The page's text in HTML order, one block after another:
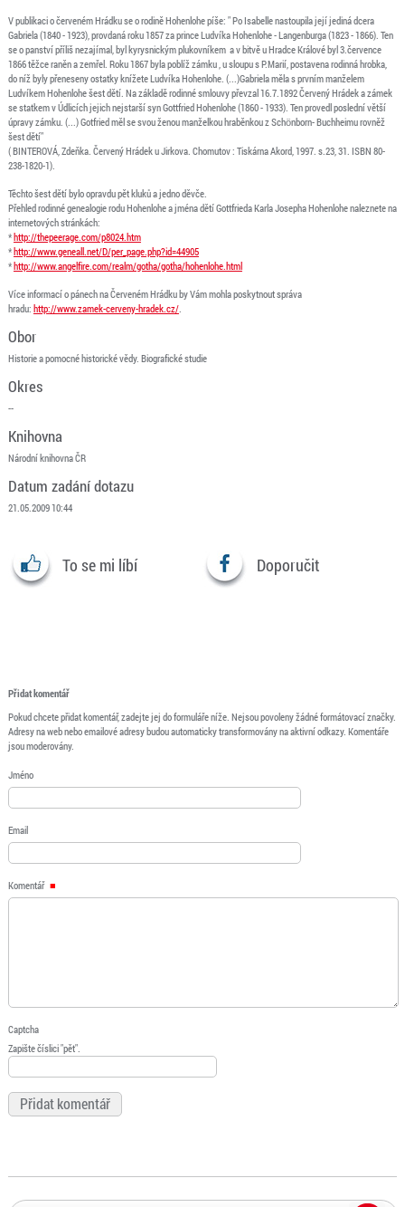
V publikaci o červeném Hrádku se o rodině Hohenlohe píše: " Po Isabelle nastoupila její jediná dcera
Gabriela (1840 - 1923), provdaná roku 1857 za prince Ludvíka Hohenlohe - Langenburga (1823 - 1866). Ten
se o panství příliš nezajímal, byl kyrysnickým plukovníkem a v bitvě u Hradce Králové byl 3.července
1866 těžce raněn a zemřel. Roku 1867 byla poblíž zámku , u sloupu s P.Marií, postavena rodinná hrobka,
do níž byly přeneseny ostatky knížete Ludvíka Hohenlohe. (...)Gabriela měla s prvním manželem
Ludvíkem Hohenlohe šest dětí. Na základě rodinné smlouvy převzal 16.7.1892 Červený Hrádek a zámek
se statkem v Údlicích jejich nejstarší syn Gottfried Hohenlohe (1860 - 1933). Ten provedl poslední větší
úpravy zámku. (...) Gotfried měl se svou ženou manželkou hraběnkou z Schönborn- Buchheimu rovněž
šest dětí"
( BINTEROVÁ, Zdeňka. Červený Hrádek u Jirkova. Chomutov : Tiskárna Akord, 1997. s.23, 31. ISBN 80-
238-1820-1).
Těchto šest dětí bylo opravdu pět kluků a jedno děvče.
Přehled rodinné genealogie rodu Hohenlohe a jména dětí Gottfrieda Karla Josepha Hohenlohe naleznete na
internetových stránkách:
*http://thepeerage.com/p8024.htm
*http://www.geneall.net/D/per_page.php?id=44905
*http://www.angelfire.com/realm/gotha/gotha/hohenlohe.html
Více informací o pánech na Červeném Hrádku by Vám mohla poskytnout správa
hradu: http://www.zamek-cerveny-hradek.cz/.
Obor
Historie a pomocné historické vědy. Biografické studie
Okres
--
Knihovna
Národní knihovna ČR
Datum zadání dotazu
21.05.2009 10:44
To se mi líbí Doporučit
Přidat komentář
Pokud chcete přidat komentář, zadejte jej do formuláře níže. Nejsou povoleny žádné formátovací značky.
Adresy na web nebo emailové adresy budou automaticky transformovány na aktivní odkazy. Komentáře
jsou moderovány.
Jméno
Email
Komentář
Captcha
Zapište číslici "pět".